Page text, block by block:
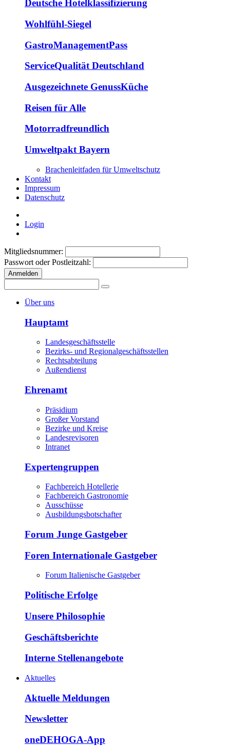
Deutsche Hotelklassifizierung
Wohlfühl-Siegel
GastroManagementPass
ServiceQualität Deutschland
Ausgezeichnete GenussKüche
Reisen für Alle
Motorradfreundlich
Umweltpakt Bayern
Brachenleitfaden für Umweltschutz
Kontakt
Impressum
Datenschutz
Login
Mitgliedsnummer:
Passwort oder Postleitzahl:
Anmelden
Über uns
Hauptamt
Landesgeschäftsstelle
Bezirks- und Regionalgeschäftsstellen
Rechtsabteilung
Außendienst
Ehrenamt
Präsidium
Großer Vorstand
Bezirke und Kreise
Landesrevisoren
Intranet
Expertengruppen
Fachbereich Hotellerie
Fachbereich Gastronomie
Ausschüsse
Ausbildungsbotschafter
Forum Junge Gastgeber
Foren Internationale Gastgeber
Forum Italienische Gastgeber
Politische Erfolge
Unsere Philosophie
Geschäftsberichte
Interne Stellenangebote
Aktuelles
Aktuelle Meldungen
Newsletter
oneDEHOGA-App